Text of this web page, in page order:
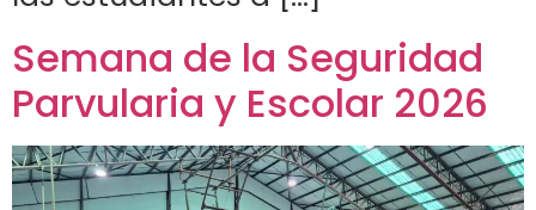
Semana de la Seguridad
Parvularia y Escolar 2026